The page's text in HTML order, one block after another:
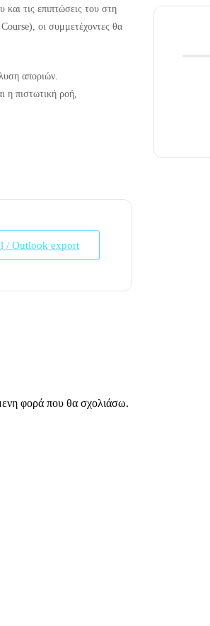
τις επιπτώσεις του στη
οι συμμετέχοντες θα
αποριών.
η πιστωτική ροή,
/ Outlook export
φορά που θα σχολιάσω.